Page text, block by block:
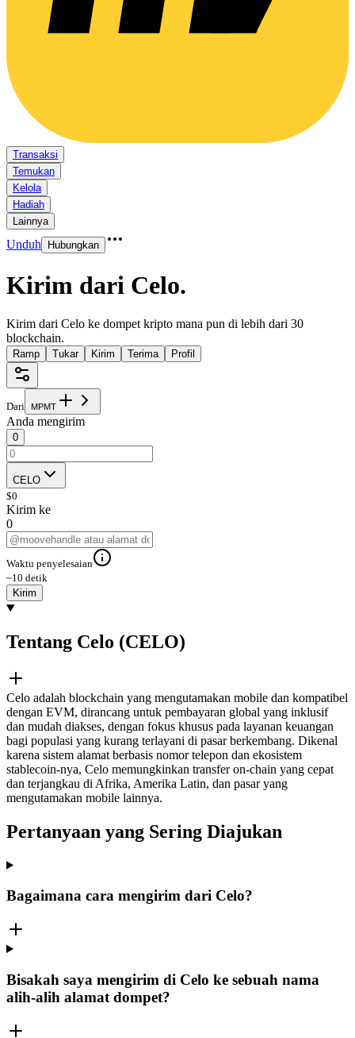
Transaksi
Temukan
Kelola
Hadiah
Lainnya
Unduh Hubungkan
Kirim dari Celo.
Kirim dari Celo ke dompet kripto mana pun di lebih dari 30
blockchain.
Ramp Tukar Kirim Terima Profil
Dari MPMT
Anda mengirim
0
CELO
$0
Kirim ke
0
Waktu penyelesaian
~10 detik
Kirim
Tentang Celo (CELO)
Celo adalah blockchain yang mengutamakan mobile dan kompatibel
dengan EVM, dirancang untuk pembayaran global yang inklusif
dan mudah diakses, dengan fokus khusus pada layanan keuangan
bagi populasi yang kurang terlayani di pasar berkembang. Dikenal
karena sistem alamat berbasis nomor telepon dan ekosistem
stablecoin-nya, Celo memungkinkan transfer on-chain yang cepat
dan terjangkau di Afrika, Amerika Latin, dan pasar yang
mengutamakan mobile lainnya.
Pertanyaan yang Sering Diajukan
Bagaimana cara mengirim dari Celo?
Bisakah saya mengirim di Celo ke sebuah nama
alih-alih alamat dompet?